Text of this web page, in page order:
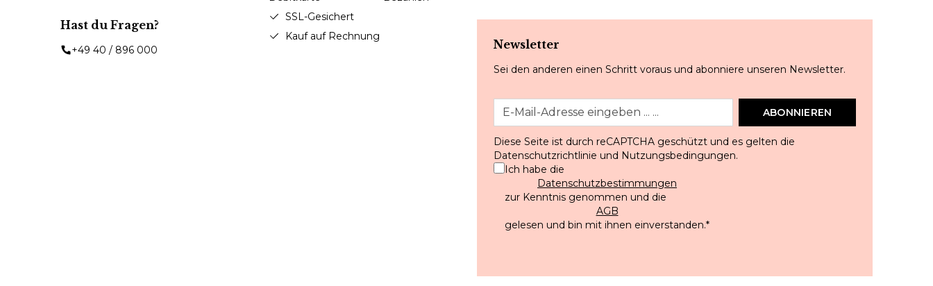
Hast du Fragen?
+49 40 / 896 000
SSL-Gesichert
Kauf auf Rechnung
Newsletter
Sei den anderen einen Schritt voraus und abonniere unseren Newsletter.
ABONNIEREN
Diese Seite ist durch reCAPTCHA geschützt und es gelten die
Datenschutzrichtlinie und Nutzungsbedingungen.
Ich habe die
Datenschutzbestimmungen
zur Kenntnis genommen und die
AGB
gelesen und bin mit ihnen einverstanden.*